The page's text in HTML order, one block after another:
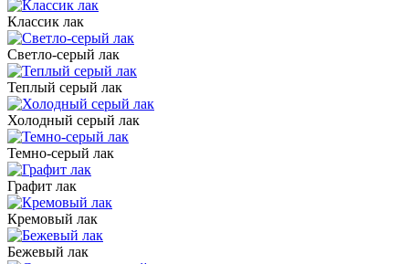
Классик лак
Светло-серый лак
Теплый серый лак
Холодный серый лак
Темно-серый лак
Графит лак
Кремовый лак
Бежевый лак